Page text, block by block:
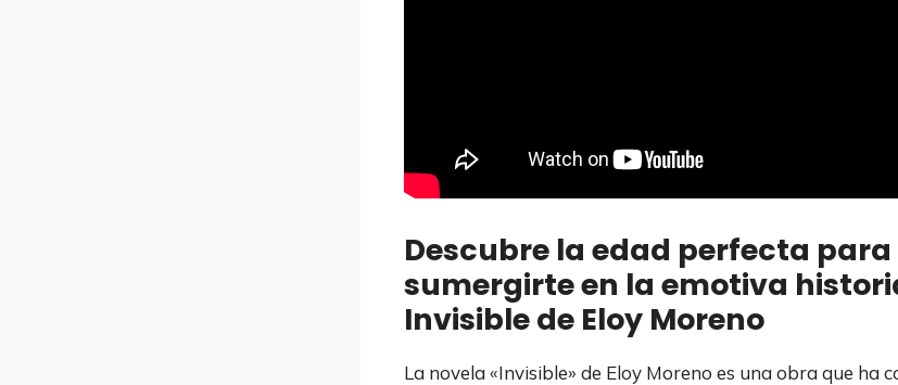
Descubre la edad perfecta para
sumergirte en la emotiva
Invisible de Eloy Moreno
La novela «Invisible» de Eloy Moreno es una obra que ha